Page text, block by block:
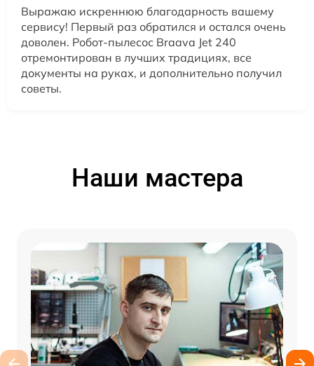
Выражаю искреннюю благодарность вашему
сервису! Первый раз обратился и остался очень
доволен. Робот-пылесос Braava Jet 240
отремонтирован в лучших традициях, все
документы на руках, и дополнительно получил
советы.
Наши мастера